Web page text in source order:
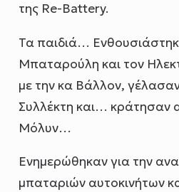
της Re-Battery.
Τα παιδιά…
Μπαταρούλη και τον
με την κα Βάλλον,
Συλλέκτη και… κράτησαν
Μόλυν…
Ενημερώθηκαν για την
μπαταριών αυτοκινήτων